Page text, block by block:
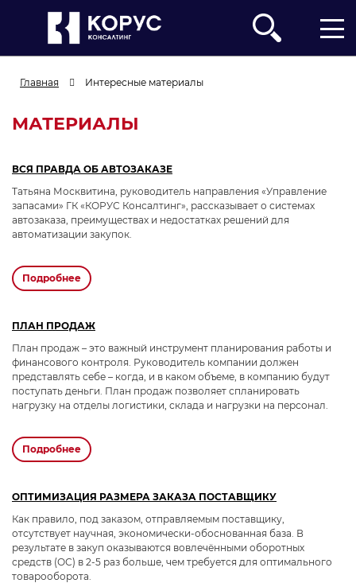
Главная Интересные материалы
МАТЕРИАЛЫ
ВСЯ ПРАВДА ОБ АВТОЗАКАЗЕ
Татьяна Москвитина, руководитель направления «Управление
запасами» ГК «КОРУС Консалтинг», рассказывает о системах
автозаказа, преимуществах и недостатках решений для
автоматизации закупок.
подробнее
ПЛАН ПРОДАЖ
План продаж – это важный инструмент планирования работы и
финансового контроля. Руководитель компании должен
представлять себе – когда, и в каком объеме, в компанию будут
поступать деньги. План продаж позволяет спланировать
нагрузку на отделы логистики, склада и нагрузки на персонал.
подробнее
ОПТИМИЗАЦИЯ РАЗМЕРА ЗАКАЗА ПОСТАВЩИКУ
Как правило, под заказом, отправляемым поставщику,
отсутствует научная, экономически-обоснованная база. В
результате в закуп оказываются вовлечёнными оборотных
средств (ОС) в 2-5 раз больше, чем требуется для оптимального
товарооборота.
Компания
ФИО
Телефон
Опишите подробнее Вашу задачу
Даюсогласие
Политика обработки персональных данных
Благодарим за заявку!
После обработки заявки с вами свяжется наш
специалист.